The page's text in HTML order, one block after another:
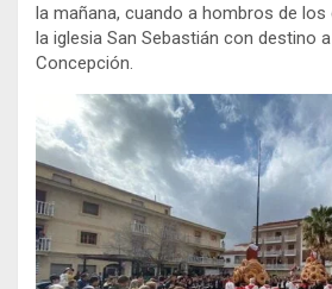
la mañana, cuando a hombros de
la iglesia San Sebastián con destino
Concepción.